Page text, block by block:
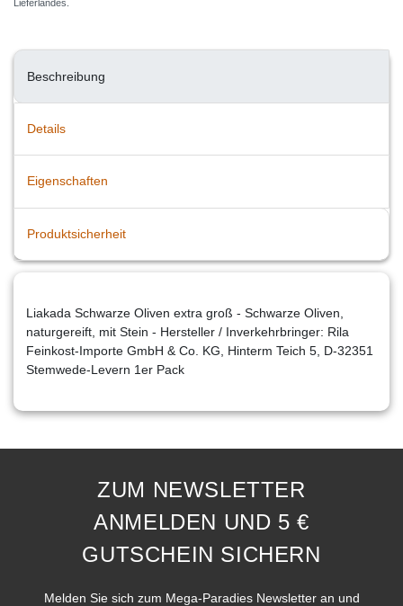
Lieferlandes.
Beschreibung
Details
Eigenschaften
Produktsicherheit
Liakada Schwarze Oliven extra groß - Schwarze Oliven,
naturgereift, mit Stein - Hersteller / Inverkehrbringer: Rila
Feinkost-Importe GmbH & Co. KG, Hinterm Teich 5, D-32351
Stemwede-Levern 1er Pack
ZUM NEWSLETTER
ANMELDEN UND 5 €
GUTSCHEIN SICHERN
Melden Sie sich zum Mega-Paradies Newsletter an und